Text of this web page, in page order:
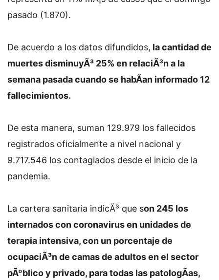
pasado (1.870).
De acuerdo a los datos difundidos, la cantidad de
muertes disminuyÃ³ 25% en relaciÃ³n a la
semana pasada cuando se habÃ­an informado 12
fallecimientos.
De esta manera, suman 129.979 los fallecidos
registrados oficialmente a nivel nacional y
9.717.546 los contagiados desde el inicio de la
pandemia.
La cartera sanitaria indicÃ³ que son 245 los
internados con coronavirus en unidades de
terapia intensiva, con un porcentaje de
ocupaciÃ³n de camas de adultos en el sector
pÃºblico y privado, para todas las patologÃ­as,